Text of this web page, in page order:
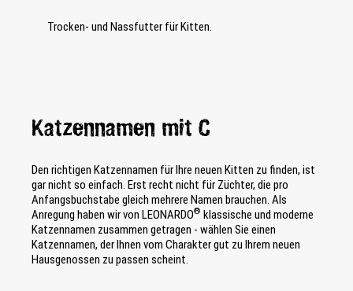
Trocken- und Nassfutter für Kitten.
Katzennamen mit C
Den richtigen Katzennamen für Ihre neuen Kitten zu finden, ist
gar nicht so einfach. Erst recht nicht für Züchter, die pro
Anfangsbuchstabe gleich mehrere Namen brauchen. Als
Anregung haben wir von LEONARDO® klassische und moderne
Katzennamen zusammen getragen - wählen Sie einen
Katzennamen, der Ihnen vom Charakter gut zu Ihrem neuen
Hausgenossen zu passen scheint.